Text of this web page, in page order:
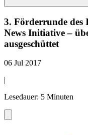
3. Förderrunde des
News Initiative –
ausgeschüttet
06 Jul 2017
|
Lesedauer: 5 Minuten